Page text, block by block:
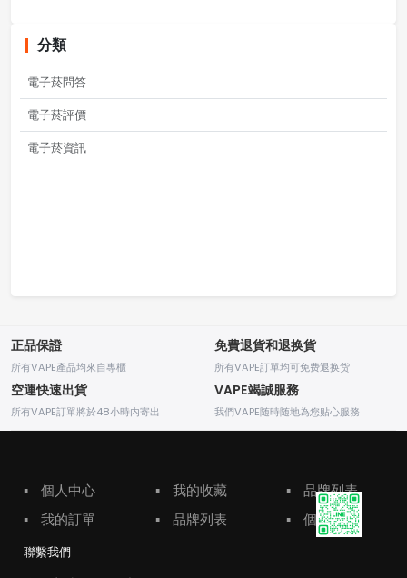
分類
電子菸問答
電子菸評價
電子菸資訊
正品保證
所有VAPE產品均來自專櫃
免費退貨和退换貨
所有VAPE訂單均可免费退换货
空運快速出貨
所有VAPE訂單將於48小時内寄出
VAPE竭誠服務
我們VAPE随時随地為您贴心服務
▪
個人中心
▪
我的訂單
▪
我的收藏
▪
品牌列表
▪
品牌列表
▪
個人中心
聯繫我們